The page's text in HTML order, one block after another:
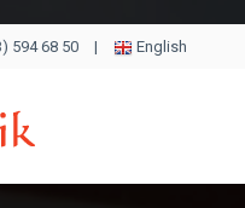
594 68 50 | English